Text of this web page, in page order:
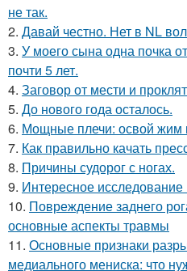
не так.
2. Давай честно. Нет в NL
3. У моего сына одна почка
почти 5 лет.
4. Заговор от мести и
5. До нового года осталось.
6. Мощные плечи: освой жим
7. Как правильно качать
8. Причины судорог с ногах.
9. Интересное исследование
10. Повреждение заднего
основные аспекты травмы
11. Основные признаки
медиального мениска: что